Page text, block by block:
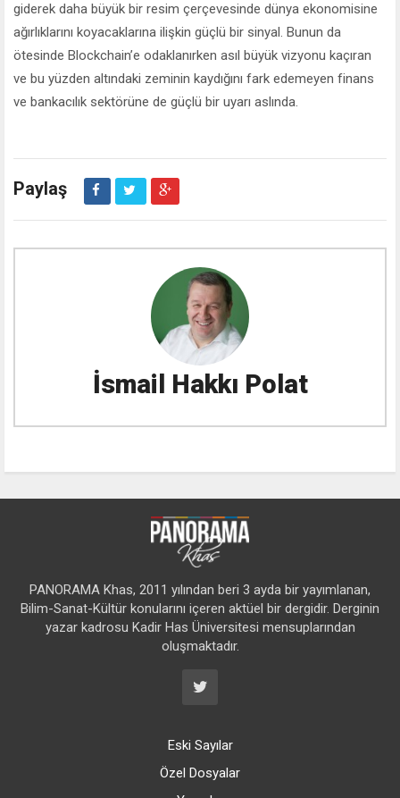
giderek daha büyük bir resim çerçevesinde dünya ekonomisine
ağırlıklarını koyacaklarına ilişkin güçlü bir sinyal. Bunun da
ötesinde Blockchain’e odaklanırken asıl büyük vizyonu kaçıran
ve bu yüzden altındaki zeminin kaydığını fark edemeyen finans
ve bankacılık sektörüne de güçlü bir uyarı aslında.
Paylaş
İsmail Hakkı Polat
PANORAMA Khas, 2011 yılından beri 3 ayda bir yayımlanan,
Bilim-Sanat-Kültür konularını içeren aktüel bir dergidir. Derginin
yazar kadrosu Kadir Has Üniversitesi mensuplarından
oluşmaktadır.
Eski Sayılar
Özel Dosyalar